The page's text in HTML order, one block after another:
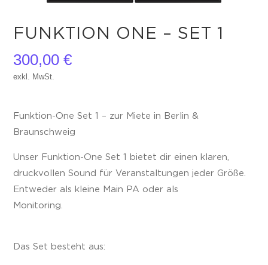
FUNKTION ONE – SET 1
300,00€
exkl. MwSt.
Funktion-One Set 1 – zur Miete in Berlin &
Braunschweig
Unser Funktion-One Set 1 bietet dir einen klaren,
druckvollen Sound für Veranstaltungen jeder Größe.
Entweder als kleine Main PA oder als
Monitoring.
Das Set besteht aus: